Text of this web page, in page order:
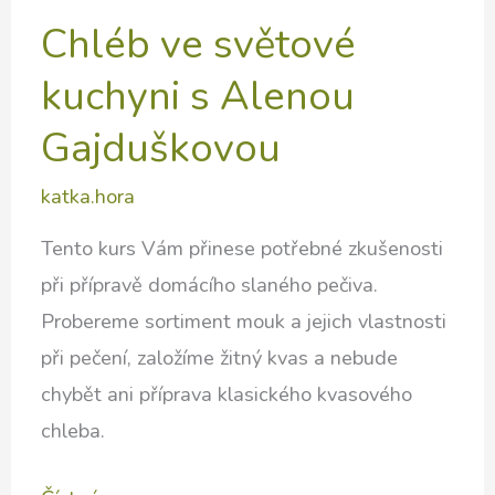
Chléb ve světové
kuchyni s Alenou
Gajduškovou
katka.hora
Tento kurs Vám přinese potřebné zkušenosti
při přípravě domácího slaného pečiva.
Probereme sortiment mouk a jejich vlastnosti
při pečení, založíme žitný kvas a nebude
chybět ani příprava klasického kvasového
chleba.